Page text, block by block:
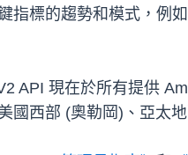
指標的趨勢和模式，例
API 現在於所有提供
西部 (奧勒岡)、亞太